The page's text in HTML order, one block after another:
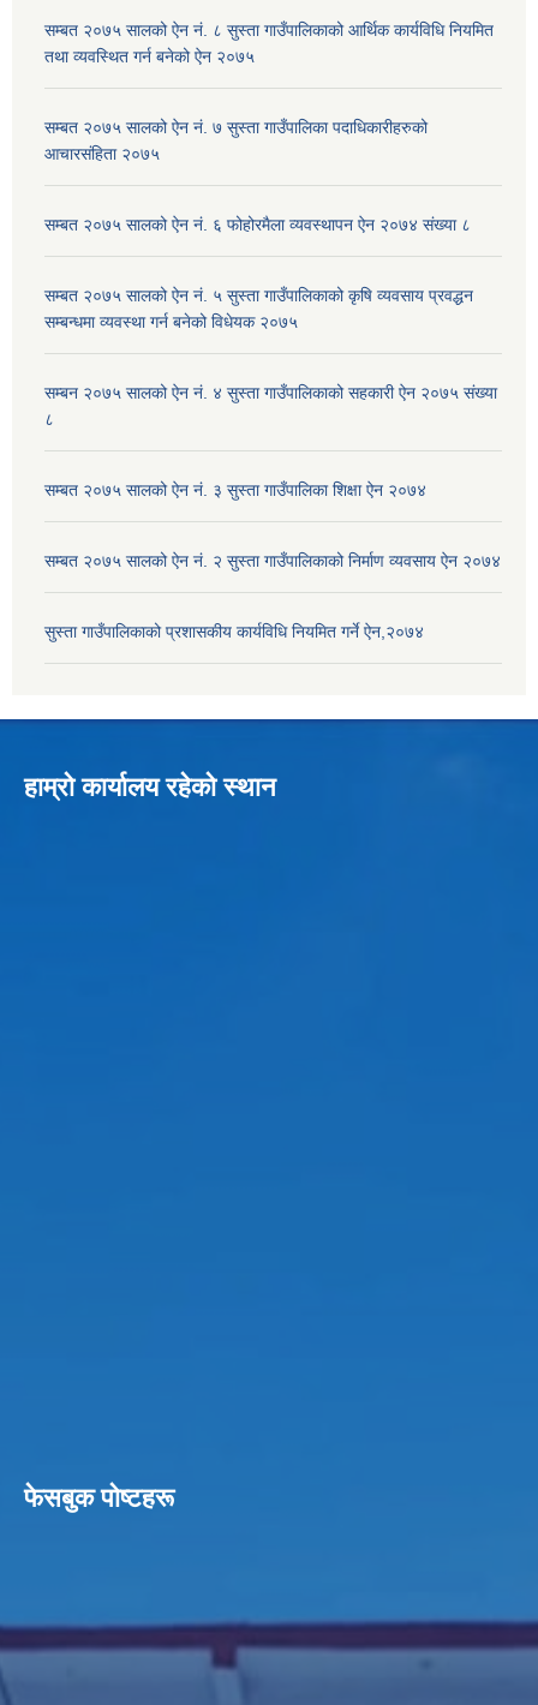
सम्बत २०७५ सालको ऐन नं. ८ सुस्ता गाउँपालिकाको आर्थिक कार्यविधि नियमित
तथा व्यवस्थित गर्न बनेको ऐन २०७५
सम्बत २०७५ सालको ऐन नं. ७ सुस्ता गाउँपालिका पदाधिकारीहरुको
आचारसंहिता २०७५
सम्बत २०७५ सालको ऐन नं. ६ फोहोरमैला व्यवस्थापन ऐन २०७४ संख्या ८
सम्बत २०७५ सालको ऐन नं. ५ सुस्ता गाउँपालिकाको कृषि व्यवसाय प्रवद्धन
सम्बन्धमा व्यवस्था गर्न बनेको विधेयक २०७५
सम्बन २०७५ सालको ऐन नं. ४ सुस्ता गाउँपालिकाको सहकारी ऐन २०७५ संख्या
८
सम्बत २०७५ सालको ऐन नं. ३ सुस्ता गाउँपालिका शिक्षा ऐन २०७४
सम्बत २०७५ सालको ऐन नं. २ सुस्ता गाउँपालिकाको निर्माण व्यवसाय ऐन २०७४
सुस्ता गाउँपालिकाको प्रशासकीय कार्यविधि नियमित गर्ने ऐन,२०७४
हाम्रो कार्यालय रहेको स्थान
फेसबुक पाेष्टहरू